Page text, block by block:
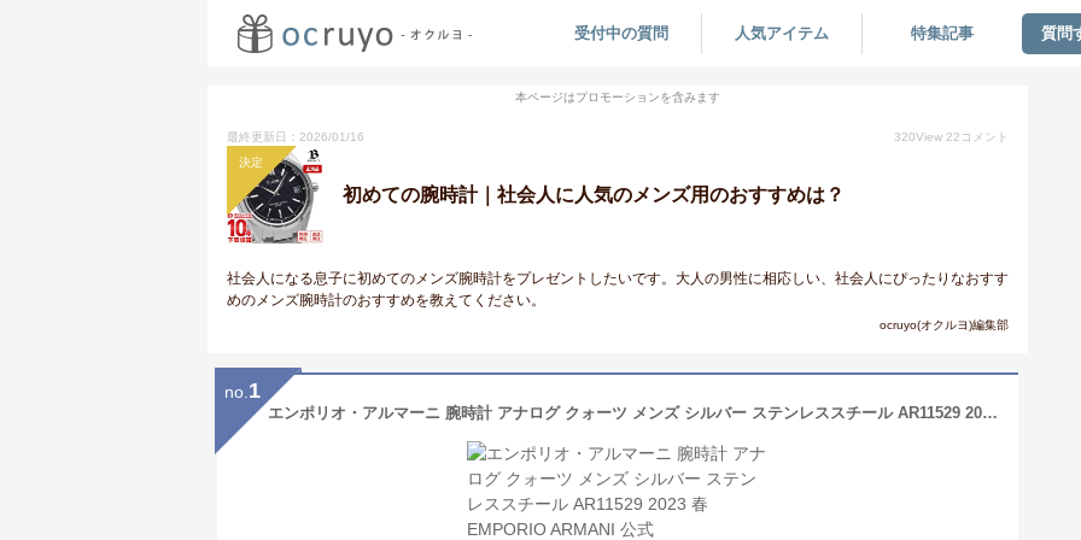
受付中の質問 人気アイテム 特集記事 質問
本ページはプロモーションを含みます
最終更新日：2026/01/16 320View 22 コメント
決定
初めての腕時計｜社会人に人気のメンズ用のおすすめは？
社会人になる息子に初めてのメンズ腕時計をプレゼントしたいです。大人の男性に相応しい、社会人にぴったりなおすす
めのメンズ腕時計のおすすめを教えてください。
ocruyo(オクルヨ)編集部
no. 1
エンポリオ・アルマーニ 腕時計 アナログ クォーツ メンズ シルバー ステンレススチール AR11529 2023 春 EMPORIO ARMANI 公式